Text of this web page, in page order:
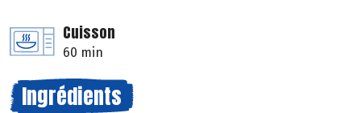
Cuisson
60 min
Ingrédients